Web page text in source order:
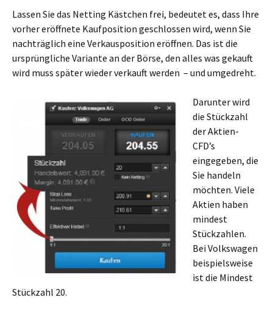
Lassen Sie das Netting Kästchen frei, bedeutet es, dass Ihre
vorher eröffnete Kaufposition geschlossen wird, wenn Sie
nachträglich eine Verkausposition eröffnen. Das ist die
ursprüngliche Variante an der Börse, den alles was gekauft
wird muss später wieder verkauft werden – und umgedreht.
Darunter wird
die Stückzahl
der Aktien-
CFD’s
eingegeben, die
Sie handeln
möchten. Viele
Aktien haben
mindest
Stückzahlen.
Bei Volkswagen
beispielsweise
ist die Mindest
Stückzahl 20.